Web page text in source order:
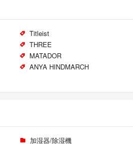
Titleist
THREE
MATADOR
ANYA HINDMARCH
加湿器/除湿機